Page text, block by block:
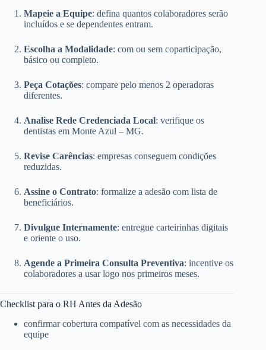
Mapeie a Equipe: defina quantos colaboradores serão
incluídos e se dependentes entram.
Escolha a Modalidade: com ou sem coparticipação,
básico ou completo.
Peça Cotações: compare pelo menos 2 operadoras
diferentes.
Analise Rede Credenciada Local: verifique os
dentistas em Monte Azul – MG.
Revise Carências: empresas conseguem condições
reduzidas.
Assine o Contrato: formalize a adesão com lista de
beneficiários.
Divulgue Internamente: entregue carteirinhas digitais
e oriente o uso.
Agende a Primeira Consulta Preventiva: incentive os
colaboradores a usar logo nos primeiros meses.
Checklist para o RH Antes da Adesão
confirmar cobertura compatível com as necessidades da
equipe